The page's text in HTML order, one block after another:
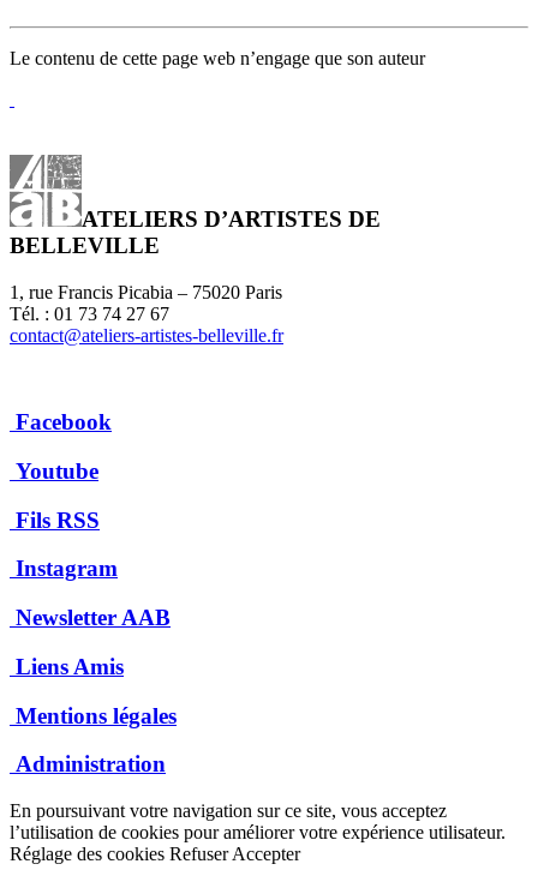
Le contenu de cette page web n’engage que son auteur
ATELIERS D’ARTISTES DE
BELLEVILLE
1, rue Francis Picabia – 75020 Paris
Tél. : 01 73 74 27 67
contact@ateliers-artistes-belleville.fr
Facebook
Youtube
Fils RSS
Instagram
Newsletter AAB
Liens Amis
Mentions légales
Administration
En poursuivant votre navigation sur ce site, vous acceptez
l’utilisation de cookies pour améliorer votre expérience utilisateur.
Réglage des cookies Refuser Accepter